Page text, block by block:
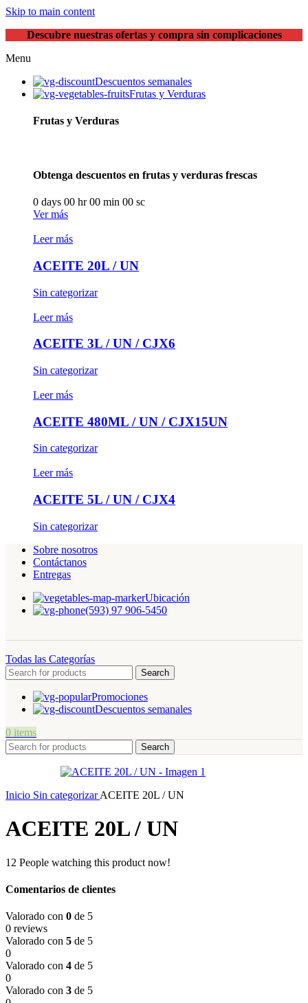
Skip to main content
Descubre nuestras ofertas y compra sin complicaciones
Menu
Descuentos semanales
Frutas y Verduras
Frutas y Verduras
Obtenga descuentos en frutas y verduras frescas
0 days 00 hr00 min 00 sc
Ver más
Leer más
ACEITE 20L / UN
Sin categorizar
Leer más
ACEITE 3L / UN / CJX6
Sin categorizar
Leer más
ACEITE 480ML / UN / CJX15UN
Sin categorizar
Leer más
ACEITE 5L / UN / CJX4
Sin categorizar
Sobre nosotros
Contáctanos
Entregas
Ubicación
(593) 97 906-5450
Todas las Categorías
Search
Promociones
Descuentos semanales
0 items
Search
Inicio Sin categorizarACEITE 20L / UN
ACEITE 20L / UN
12 People watching this product now!
Comentarios de clientes
Valorado con 0 de 5
0 reviews
Valorado con 5 de 5
0
Valorado con 4 de 5
0
Valorado con 3 de 5